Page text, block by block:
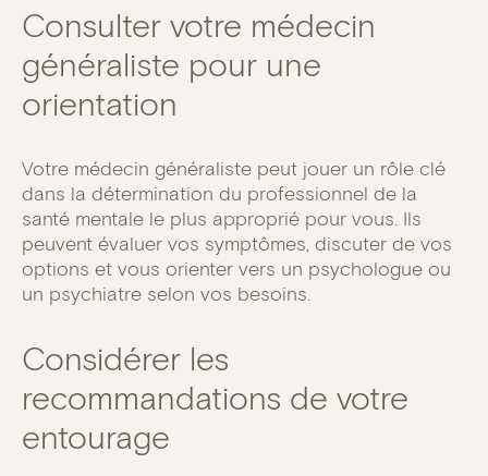
Consulter votre médecin
généraliste pour une
orientation
Votre médecin généraliste peut jouer un rôle clé
dans la détermination du professionnel de la
santé mentale le plus approprié pour vous. Ils
peuvent évaluer vos symptômes, discuter de vos
options et vous orienter vers un psychologue ou
un psychiatre selon vos besoins.
Considérer les
recommandations de votre
entourage